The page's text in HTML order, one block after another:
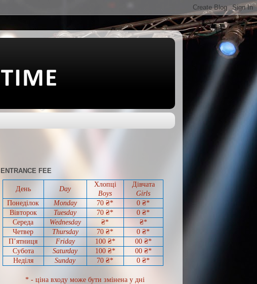
ENTRANCE FEE
День Day
Хлопці
Boys
Дівчата
Girls
Понеділок
Monday 70 ₴* 0 ₴*
Вівторок
Tuesday 70 ₴* 0 ₴*
Середа
Wednesday ₴*
₴*
Четвер
Thursday 70 ₴* 0 ₴*
П’ятниця
Friday 100 ₴* 00₴*
Субота
Saturday 100 ₴* 00₴*
Неділя
Sunday 70 ₴* 0 ₴*
* - ціна входу може бути змінена у дні